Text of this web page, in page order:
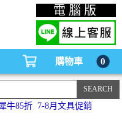
粉匣,連續供墨印表機-office24列印
版
電腦版
購物車 0
牛85折
7-8月文具促銷